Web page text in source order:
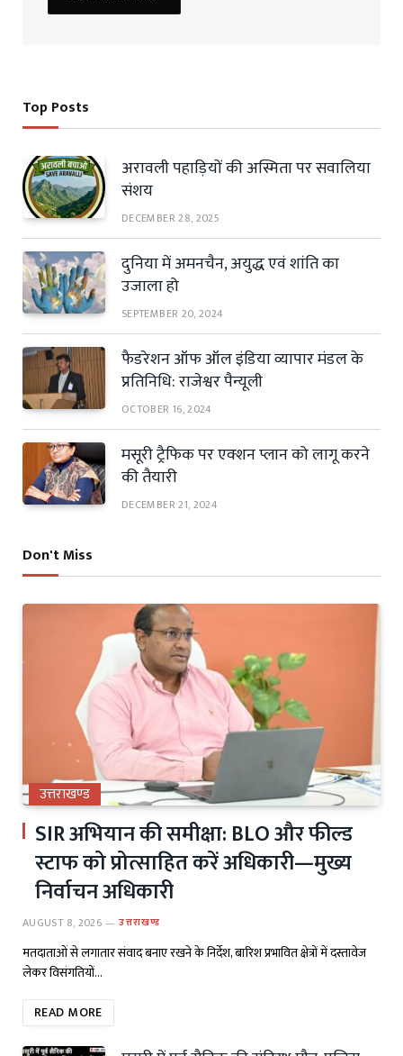
Top Posts
अरावली पहाड़ियों की अस्मिता पर सवालिया
संशय
DECEMBER 28, 2025
दुनिया में अमनचैन, अयुद्ध एवं शांति का
उजाला हो
SEPTEMBER 20, 2024
फैडरेशन ऑफ ऑल इंडिया व्यापार मंडल के
प्रतिनिधि: राजेश्वर पैन्यूली
OCTOBER 16, 2024
मसूरी ट्रैफिक पर एक्शन प्लान को लागू करने
की तैयारी
DECEMBER 21, 2024
Don't Miss
उत्तराखण्ड
SIR अभियान की समीक्षा: BLO और फील्ड
स्टाफ को प्रोत्साहित करें अधिकारी—मुख्य
निर्वाचन अधिकारी
AUGUST 8, 2026 उत्तराखण्ड
मतदाताओं से लगातार संवाद बनाए रखने के निर्देश, बारिश प्रभावित क्षेत्रों में दस्तावेज
लेकर विसंगतियों…
READ MORE